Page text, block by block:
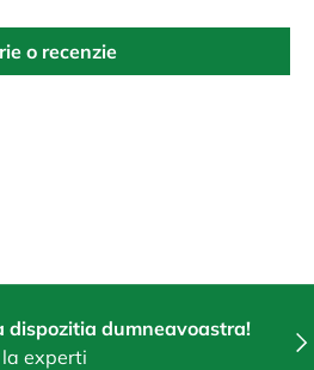
o recenzie
dispozitia dumneavoastra!
experti